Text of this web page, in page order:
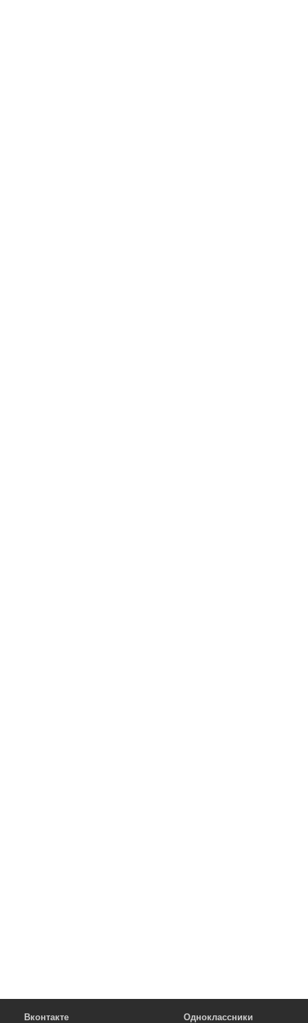
Вконтакте
Одноклассники